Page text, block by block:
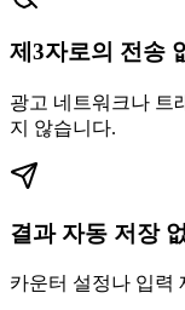
제3자로의 전송
광고 네트워크나 트
지 않습니다.
결과 자동 저장
카운터 설정나 입력